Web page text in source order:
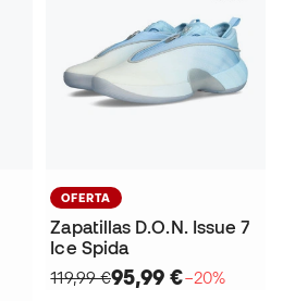
OFERTA
Zapatillas D.O.N. Issue 7
Ice Spida
119,99 €95,99 €−20%